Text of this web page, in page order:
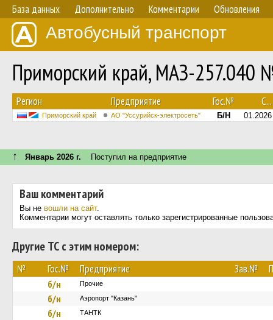
База данных Дополнительно Комментарии Обновления
Автобусный транспорт
Приморский край, МАЗ-
Регион Предприятие Гос.№ С...
Приморский край АО "Уссурийск-электросеть" Б/Н 01.2026
↑ Январь 2026 г. Поступил на предприятие
Ваш комментарий
Вы не вошли на сайт.
Комментарии могут оставлять только зарегистрированные
Другие ТС с этим номером:
№ Гос.№ Предприятие Зав.№
б/н Прочие
б/н Аэропорт "Казань"
б/н ТАНТК